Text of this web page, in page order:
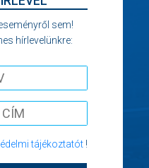
sem!
hírlevelünkre:
tájékoztatót!